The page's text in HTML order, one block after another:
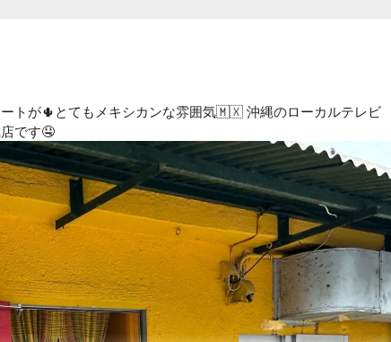
トが🌵とてもメキシカンな雰囲気🇲🇽 沖縄のローカルテレビ
です🤤